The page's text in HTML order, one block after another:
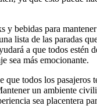
y bebidas para
lista de las paradas
a que todos estén
sea más emocionante.
que todos los pasajeros
un ambiente
sea placentera